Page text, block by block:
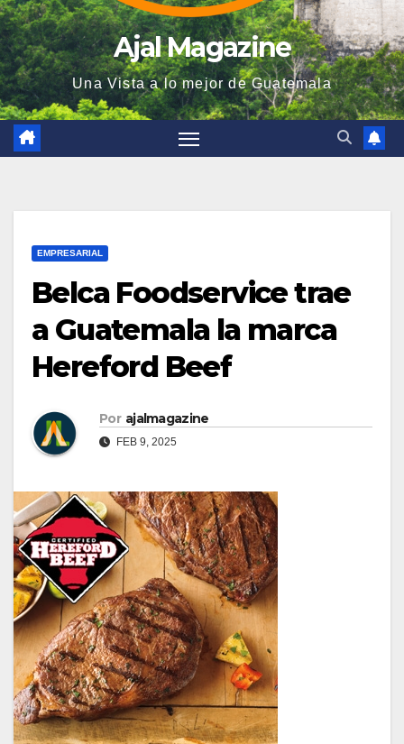
Ajal Magazine
Una Vista a lo mejor de Guatemala
EMPRESARIAL
Belca Foodservice trae
a Guatemala la marca
Hereford Beef
Por ajalmagazine
FEB 9, 2025